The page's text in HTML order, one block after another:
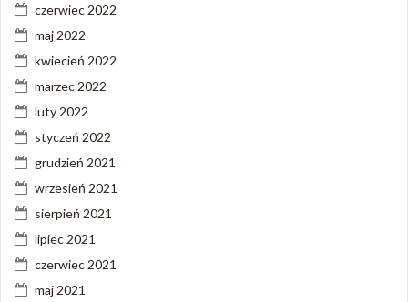
czerwiec 2022
maj 2022
kwiecień 2022
marzec 2022
luty 2022
styczeń 2022
grudzień 2021
wrzesień 2021
sierpień 2021
lipiec 2021
czerwiec 2021
maj 2021